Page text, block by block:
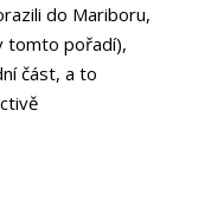
do Mariboru,
tomto pořadí),
část, a to